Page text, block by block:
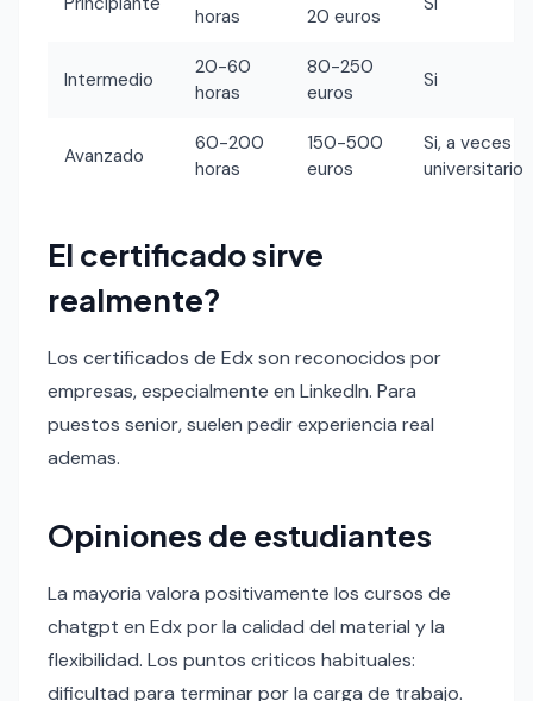
horas
20 euros
Intermedio
20-60
horas
80-250
euros
Si
Avanzado
60-200
horas
150-500
euros
Si, a veces
universitario
El certificado sirve
realmente?
Los certificados de Edx son reconocidos por
empresas, especialmente en LinkedIn. Para
puestos senior, suelen pedir experiencia real
ademas.
Opiniones de estudiantes
La mayoria valora positivamente los cursos de
chatgpt en Edx por la calidad del material y la
flexibilidad. Los puntos criticos habituales:
dificultad para terminar por la carga de trabajo.